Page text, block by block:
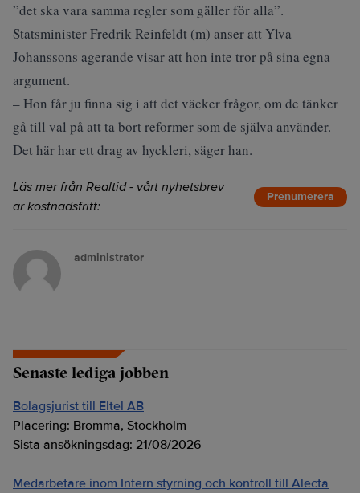
”det ska vara samma regler som gäller för alla”.
Statsminister Fredrik Reinfeldt (m) anser att Ylva
Johanssons agerande visar att hon inte tror på sina egna
argument.
– Hon får ju finna sig i att det väcker frågor, om de tänker
gå till val på att ta bort reformer som de själva använder.
Det här har ett drag av hyckleri, säger han.
Läs mer från Realtid - vårt nyhetsbrev
är kostnadsfritt:
Prenumerera
administrator
Senaste lediga jobben
Bolagsjurist till Eltel AB
Placering: Bromma, Stockholm
Sista ansökningsdag: 21/08/2026
Medarbetare inom Intern styrning och kontroll till Alecta